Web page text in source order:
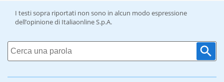
I testi sopra riportati non sono in alcun modo espressione
dell’opinione di Italiaonline S.p.A.